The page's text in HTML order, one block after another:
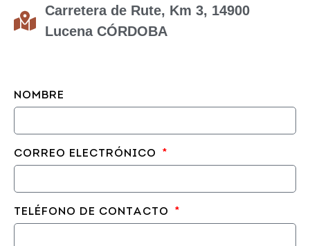
Carretera de Rute, Km 3, 14900
Lucena CÓRDOBA
NOMBRE
CORREO ELECTRÓNICO
TELÉFONO DE CONTACTO